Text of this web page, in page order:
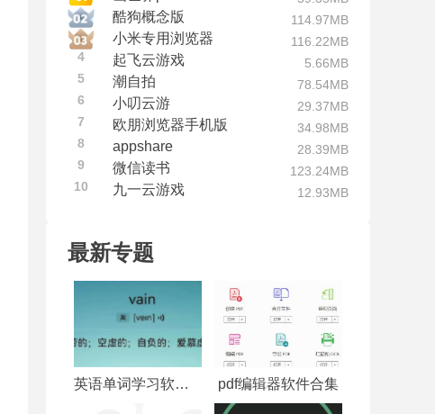
酷狗概念版 114.97MB
小米专用浏览器
116.22MB
4
起飞云游戏
5.66MB
5
潮自拍
78.54MB
6
小叨云游
29.37MB
7
欧朋浏览器手机版
34.98MB
8
appshare
28.39MB
9
微信读书
123.24MB
10
九一云游戏 12.93MB
最新专题
英语单词学习软件合集 pdf编辑器软件合集